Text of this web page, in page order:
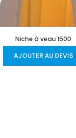
Niche à veau 1500
AJOUTER AU DEVIS